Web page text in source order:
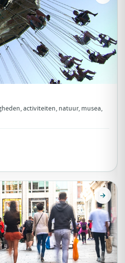
activiteiten, natuur, musea,